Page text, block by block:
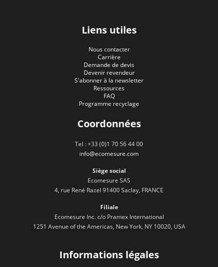
Liens utiles
Nous contacter
Carrière
Demande de devis
Devenir revendeur
S'abonner à la newsletter
Ressources
FAQ
Programme recyclage
Coordonnées
Tel : +33 (0)1 70 56 44 00
info@ecomesure.com
Siège social
Ecomesure SAS
4, rue René Razel 91400 Saclay, FRANCE
Filiale
Ecomesure Inc. c/o Pramex International
1251 Avenue of the Americas, New York, NY 10020, USA
Informations légales